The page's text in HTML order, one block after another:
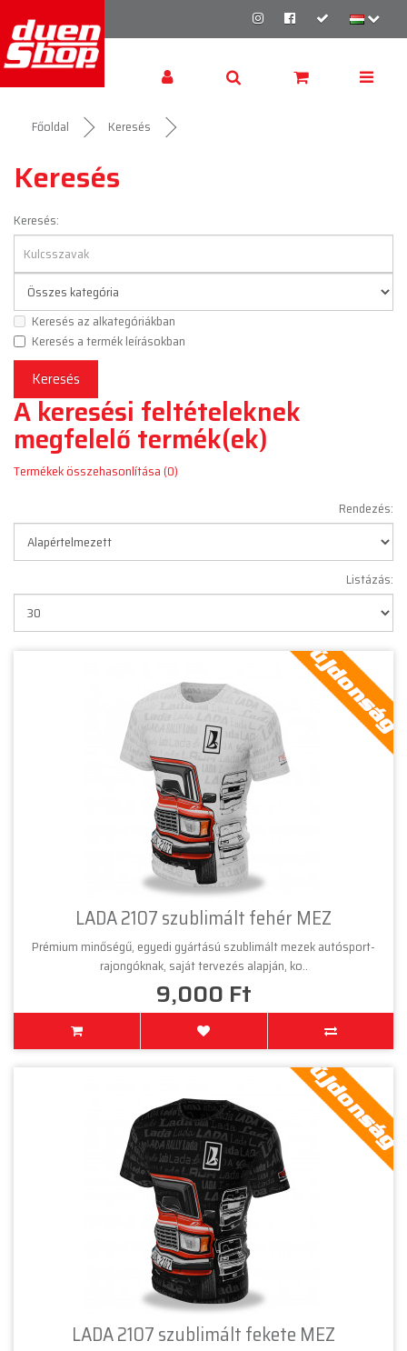
Főoldal Keresés
Keresés
Keresés:
Keresés az alkategóriákban
Keresés a termék leírásokban
A keresési feltételeknek
megfelelő termék(ek)
Termékek összehasonlítása (0)
Rendezés:
Listázás:
LADA 2107 szublimált fehér MEZ
Prémium minőségű, egyedi gyártású szublimált mezek autósport-
rajongóknak, saját tervezés alapján, ko..
9,000 Ft
LADA 2107 szublimált fekete MEZ